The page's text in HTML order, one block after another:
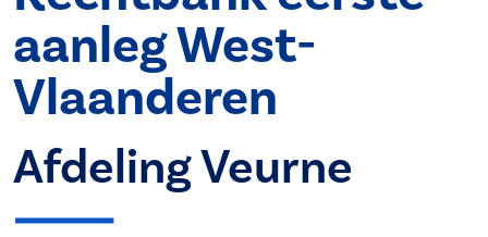
aanleg West-
Vlaanderen
Afdeling Veurne